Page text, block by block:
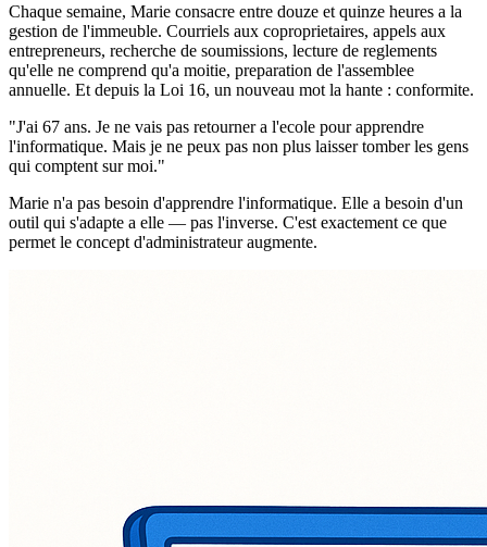
Chaque semaine, Marie consacre entre douze et quinze heures a la
gestion de l'immeuble. Courriels aux coproprietaires, appels aux
entrepreneurs, recherche de soumissions, lecture de reglements
qu'elle ne comprend qu'a moitie, preparation de l'assemblee
annuelle. Et depuis la Loi 16, un nouveau mot la hante : conformite.
"J'ai 67 ans. Je ne vais pas retourner a l'ecole pour apprendre
l'informatique. Mais je ne peux pas non plus laisser tomber les gens
qui comptent sur moi."
Marie n'a pas besoin d'apprendre l'informatique. Elle a besoin d'un
outil qui s'adapte a elle — pas l'inverse. C'est exactement ce que
permet le concept d'administrateur augmente.